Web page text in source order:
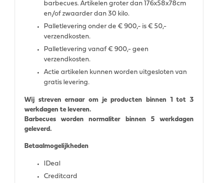
barbecues. Artikelen groter dan 176x58x78cm
en/of zwaarder dan 30 kilo.
Palletlevering onder de € 900,- is € 50,-
verzendkosten.
Palletlevering vanaf € 900,- geen
verzendkosten.
Actie artikelen kunnen worden uitgesloten van
gratis levering.
Wij streven ernaar om je producten binnen 1 tot 3
werkdagen te leveren.
Barbecues worden normaliter binnen 5 werkdagen
geleverd.
Betaalmogelijkheden
IDeal
Creditcard